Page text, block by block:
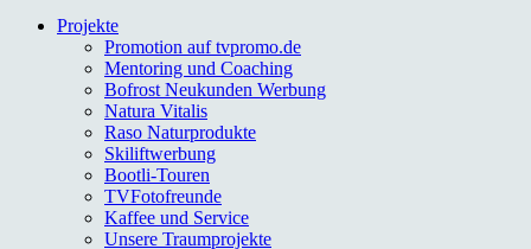
Projekte
Promotion auf tvpromo.de
Mentoring und Coaching
Bofrost Neukunden Werbung
Natura Vitalis
Raso Naturprodukte
Skiliftwerbung
Bootli-Touren
TVFotofreunde
Kaffee und Service
Unsere Traumprojekte